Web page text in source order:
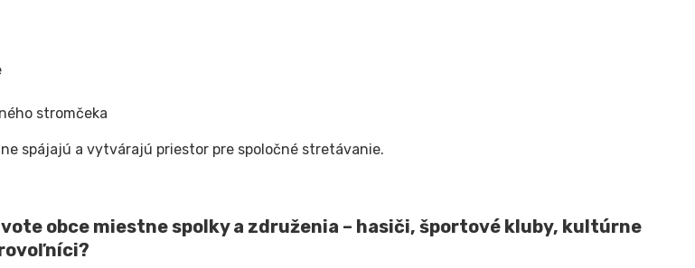
stromčeka
spájajú a vytvárajú priestor pre spoločné stretávanie.
obce miestne spolky a združenia – hasiči, športové kluby, kultúrne